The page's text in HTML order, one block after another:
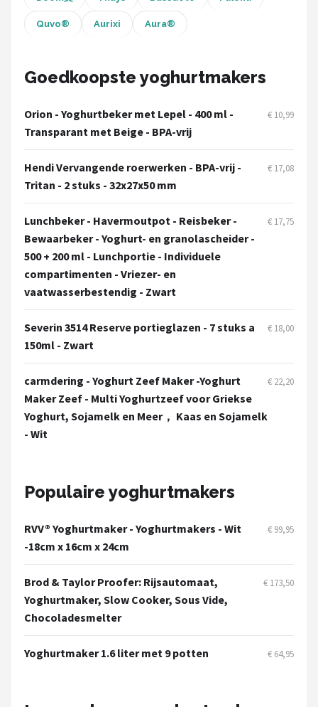
Quvo® Aurixi Aura®
Goedkoopste yoghurtmakers
Orion - Yoghurtbeker met Lepel - 400 ml -
Transparant met Beige - BPA-vrij
€ 10,99
Hendi Vervangende roerwerken - BPA-vrij -
Tritan - 2 stuks - 32x27x50 mm
€ 17,08
Lunchbeker - Havermoutpot - Reisbeker -
Bewaarbeker - Yoghurt- en granolascheider -
500 + 200 ml - Lunchportie - Individuele
compartimenten - Vriezer- en
vaatwasserbestendig - Zwart
€ 17,75
Severin 3514 Reserve portieglazen - 7 stuks a
150ml - Zwart
€ 18,00
carmdering - Yoghurt Zeef Maker -Yoghurt
Maker Zeef - Multi Yoghurtzeef voor Griekse
Yoghurt, Sojamelk en Meer， Kaas en Sojamelk
- Wit
€ 22,20
Populaire yoghurtmakers
RVV® Yoghurtmaker - Yoghurtmakers - Wit
-‎18cm x 16cm x 24cm
€ 99,95
Brod & Taylor Proofer: Rijsautomaat,
Yoghurtmaker, Slow Cooker, Sous Vide,
Chocoladesmelter
€ 173,50
Yoghurtmaker 1.6 liter met 9 potten € 64,95